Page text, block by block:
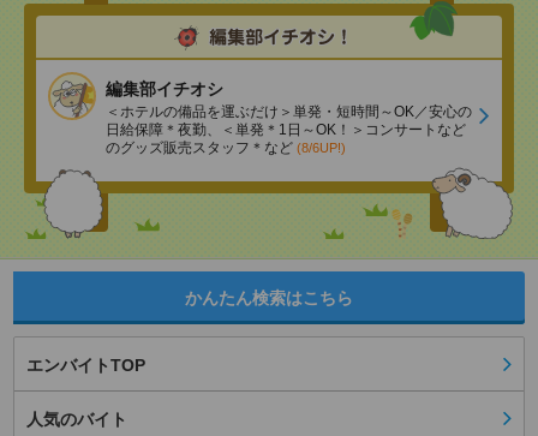
編集部イチオシ
＜ホテルの備品を運ぶだけ＞単発・短時間～OK／安心の
日給保障＊夜勤、＜単発＊1日～OK！＞コンサートなど
のグッズ販売スタッフ＊など (8/6UP!)
かんたん検索はこちら
エンバイトTOP
人気のバイト